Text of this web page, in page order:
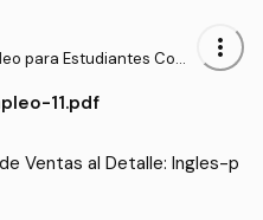
para Estudiantes Com
more_vert
11.pdf
Ventas al Detalle: Ingles-p